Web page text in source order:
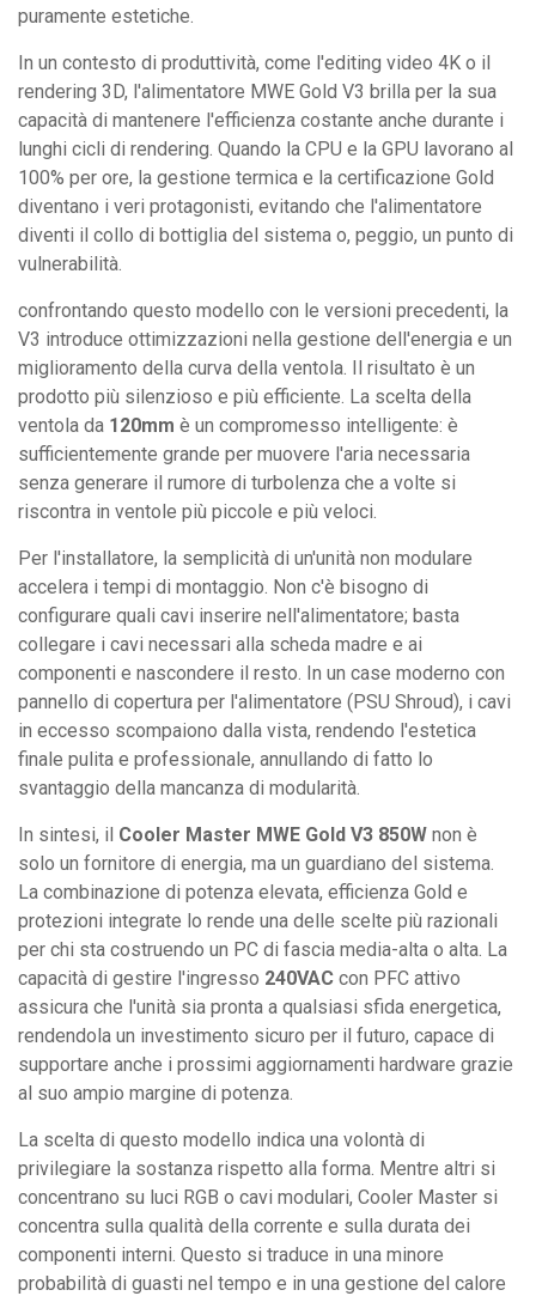
puramente estetiche.
In un contesto di produttività, come l'editing video 4K o il
rendering 3D, l'alimentatore MWE Gold V3 brilla per la sua
capacità di mantenere l'efficienza costante anche durante i
lunghi cicli di rendering. Quando la CPU e la GPU lavorano al
100% per ore, la gestione termica e la certificazione Gold
diventano i veri protagonisti, evitando che l'alimentatore
diventi il collo di bottiglia del sistema o, peggio, un punto di
vulnerabilità.
confrontando questo modello con le versioni precedenti, la
V3 introduce ottimizzazioni nella gestione dell'energia e un
miglioramento della curva della ventola. Il risultato è un
prodotto più silenzioso e più efficiente. La scelta della
ventola da 120mm è un compromesso intelligente: è
sufficientemente grande per muovere l'aria necessaria
senza generare il rumore di turbolenza che a volte si
riscontra in ventole più piccole e più veloci.
Per l'installatore, la semplicità di un'unità non modulare
accelera i tempi di montaggio. Non c'è bisogno di
configurare quali cavi inserire nell'alimentatore; basta
collegare i cavi necessari alla scheda madre e ai
componenti e nascondere il resto. In un case moderno con
pannello di copertura per l'alimentatore (PSU Shroud), i cavi
in eccesso scompaiono dalla vista, rendendo l'estetica
finale pulita e professionale, annullando di fatto lo
svantaggio della mancanza di modularità.
In sintesi, il Cooler Master MWE Gold V3 850W non è
solo un fornitore di energia, ma un guardiano del sistema.
La combinazione di potenza elevata, efficienza Gold e
protezioni integrate lo rende una delle scelte più razionali
per chi sta costruendo un PC di fascia media-alta o alta. La
capacità di gestire l'ingresso 240VAC con PFC attivo
assicura che l'unità sia pronta a qualsiasi sfida energetica,
rendendola un investimento sicuro per il futuro, capace di
supportare anche i prossimi aggiornamenti hardware grazie
al suo ampio margine di potenza.
La scelta di questo modello indica una volontà di
privilegiare la sostanza rispetto alla forma. Mentre altri si
concentrano su luci RGB o cavi modulari, Cooler Master si
concentra sulla qualità della corrente e sulla durata dei
componenti interni. Questo si traduce in una minore
probabilità di guasti nel tempo e in una gestione del calore